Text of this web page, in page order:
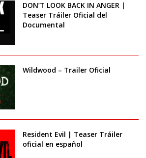
DON’T LOOK BACK IN ANGER |
Teaser Tráiler Oficial del
Documental
Wildwood – Trailer Oficial
Resident Evil | Teaser Tráiler
oficial en español